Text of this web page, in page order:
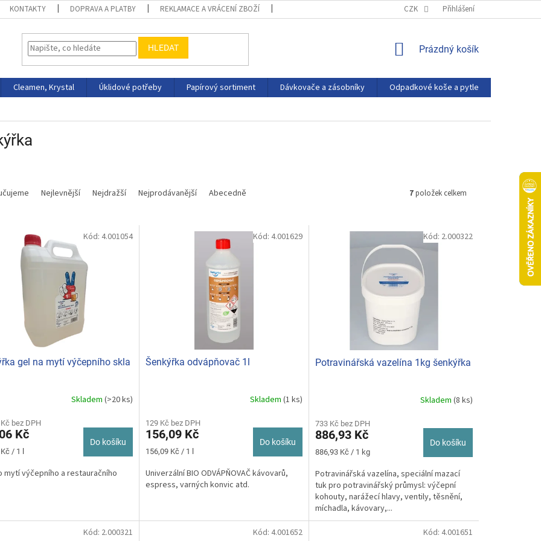
KONTAKTY DOPRAVA A PLATBY REKLAMACE A VRÁCENÍ ZBOŽÍ PODMÍNKY OCHRANY OSOBNÍCH ÚDAJŮ
CZK Přihlášení
HLEDAT
NÁKUPNÍ
Prázdný košík
Cleamen, Krystal Úklidové potřeby Papírový sortiment Dávkovače a zásobníky Odpadkové koše a pytle
Nejlevnější Nejdražší Nejprodávanější Abecedně 7položek celkem
gel na mytí výčepního skla
Skladem (>20 ks)
bez DPH
Kč
/ 1 l
Do košíku
mytí výčepního a restauračního
Kód: 4.001054
Šenkýřka odvápňovač 1l
Skladem (1 ks)
129 Kč bez DPH
156,09 Kč
Měrná
156,09 Kč / 1 l
Do košíku
Univerzální BIO ODVÁPŇOVAČ kávovarů,
espress, varných konvic atd.
Kód: 4.001629
Potravinářská vazelína 1kg šenkýřka
produktu
je
5,0
5
hvězdiček.
Skladem (8 ks)
733 Kč bez DPH
886,93 Kč
Měrná
886,93 Kč / 1 kg
Do košíku
Potravinářská vazelína, speciální mazací
tuk pro potravinářský průmysl: výčepní
kohouty, narážecí hlavy, ventily, těsnění,
míchadla, kávovary,...
Kód: 2.000322
Kód: 2.000321 Kód: 4.001652 Kód: 4.001651